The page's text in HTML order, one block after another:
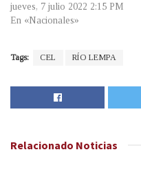
jueves, 7 julio 2022 2:15 PM
En «Nacionales»
Tags: CEL RÍO LEMPA
Relacionado Noticias